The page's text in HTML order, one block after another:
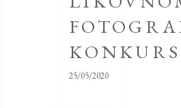
25/05/2020